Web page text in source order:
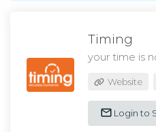
Timing
your time is
Website
Login to